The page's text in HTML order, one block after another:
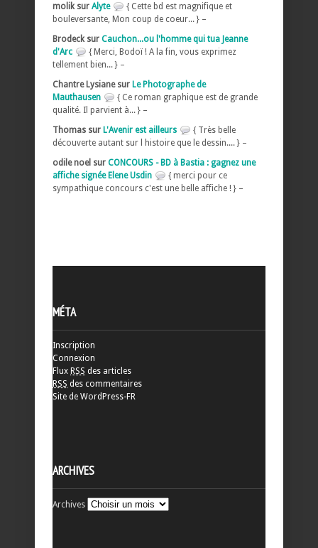
molik sur Alyte
{ Cette bd est magnifique et
bouleversante, Mon coup de coeur... } –
Brodeck sur Cauchon...ou l'homme qui tua Jeanne
d'Arc
{ Merci, Bodoï ! A la fin, vous exprimez
tellement bien... } –
Chantre Lysiane sur Le Photographe de
Mauthausen
{ Ce roman graphique est de grande
qualité. Il parvient à... } –
Thomas sur L'Avenir est ailleurs
{ Très belle
découverte autant sur l histoire que le dessin.... } –
odile noel sur CONCOURS - BD à Bastia : gagnez une
affiche signée Elene Usdin
{ merci pour ce
sympathique concours c'est une belle affiche ! } –
MÉTA
Inscription
Connexion
Flux RSS des articles
RSS des commentaires
Site de WordPress-FR
ARCHIVES
Archives